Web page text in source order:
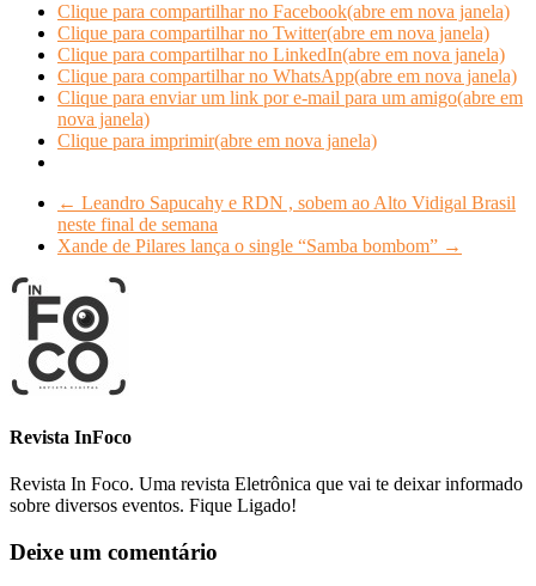
Clique para compartilhar no Facebook(abre em nova janela)
Clique para compartilhar no Twitter(abre em nova janela)
Clique para compartilhar no LinkedIn(abre em nova janela)
Clique para compartilhar no WhatsApp(abre em nova janela)
Clique para enviar um link por e-mail para um amigo(abre em
nova janela)
Clique para imprimir(abre em nova janela)
← Leandro Sapucahy e RDN , sobem ao Alto Vidigal Brasil
neste final de semana
Xande de Pilares lança o single “Samba bombom” →
Revista InFoco
Revista In Foco. Uma revista Eletrônica que vai te deixar informado
sobre diversos eventos. Fique Ligado!
Deixe um comentário